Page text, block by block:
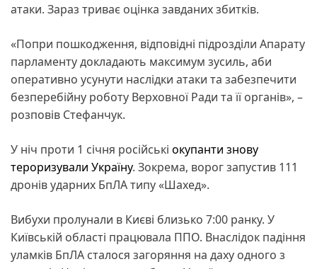
атаки. Зараз триває оцінка завданих збитків.
«Попри пошкодження, відповідні підрозділи Апарату
парламенту докладають максимум зусиль, аби
оперативно усунути наслідки атаки та забезпечити
безперебійну роботу Верховної Ради та її органів», –
розповів Стефанчук.
У ніч проти 1 січня російські окупанти знову
тероризували Україну. Зокрема, ворог запустив 111
дронів ударних БпЛА типу «Шахед».
Вибухи пролунали в Києві близько 7:00 ранку. У
Київській області працювала ППО. Внаслідок падіння
уламків БпЛА сталося загоряння на даху одного з